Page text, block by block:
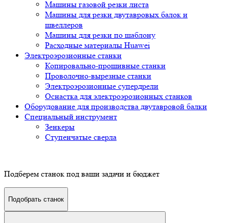
Машины газовой резки листа
Машины для резки двутавровых балок и
швеллеров
Машины для резки по шаблону
Расходные материалы Huawei
Электроэрозионные станки
Копировально-прошивные станки
Проволочно-вырезные станки
Электроэрозионные супердрели
Оснастка для электроэрозионных станков
Оборудование для производства двутавровой балки
Специальный инструмент
Зенкеры
Ступенчатые сверла
Подберем станок под ваши задачи и бюджет
Подобрать станок